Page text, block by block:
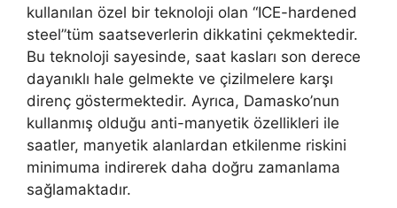
kullanılan özel bir teknoloji olan “ICE-hardened
steel”tüm saatseverlerin dikkatini çekmektedir.
Bu teknoloji sayesinde, saat kasları son derece
dayanıklı hale gelmekte ve çizilmelere karşı
direnç göstermektedir. Ayrıca, Damasko’nun
kullanmış olduğu anti-manyetik özellikleri ile
saatler, manyetik alanlardan etkilenme riskini
minimuma indirerek daha doğru zamanlama
sağlamaktadır.